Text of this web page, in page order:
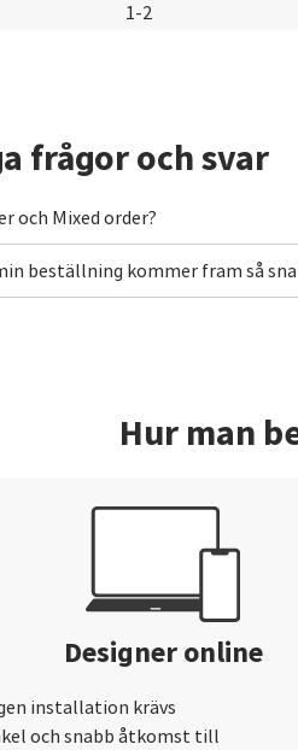
1-2
frågor och svar
och Mixed order?
beställning kommer fram så
Hur man
Designer online
installation krävs
och snabb åtkomst till